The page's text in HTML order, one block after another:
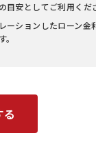
目安としてご利用くだ
ーションしたローン金